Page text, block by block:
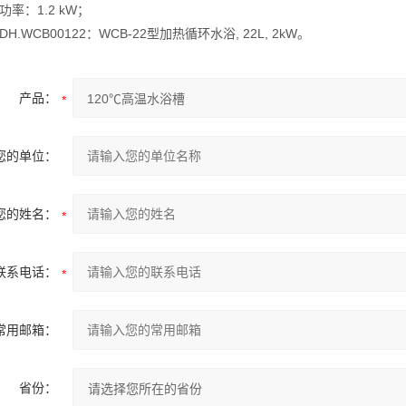
率：1.2 kW；
：WCB-22型加热循环水浴, 22L, 2kW。
产品：
的单位：
的姓名：
系电话：
用邮箱：
省份：